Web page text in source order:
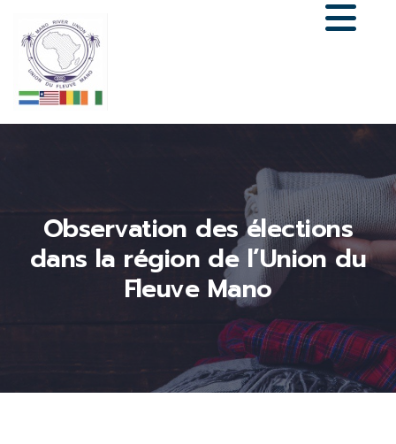
Observation des élections
dans la région de l’Union du
Fleuve Mano